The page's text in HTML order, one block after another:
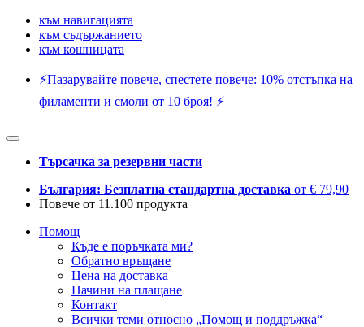
към навигацията
към съдържанието
към кошницата
⚡️Пазарувайте повече, спестете повече: 10% отстъпка на
филаменти и смоли от 10 броя! ⚡️
Търсачка за резервни части
България: Безплатна стандартна доставка от € 79,90
Повече от 11.100 продукта
Помощ
Къде е поръчката ми?
Обратно връщане
Цена на доставка
Начини на плащане
Контакт
Всички теми относно „Помощ и поддръжка“